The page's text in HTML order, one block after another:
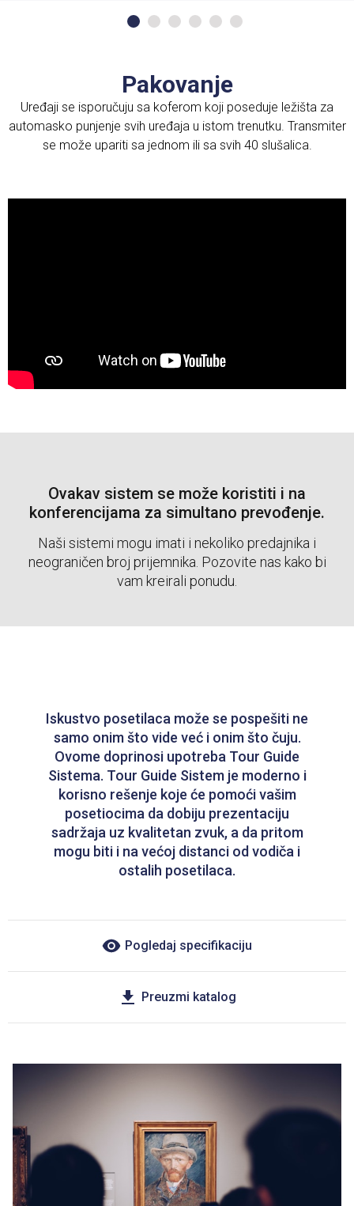
Pakovanje
Uređaji se isporučuju sa koferom koji poseduje ležišta za
automasko punjenje svih uređaja u istom trenutku. Transmiter
se može upariti sa jednom ili sa svih 40 slušalica.
Ovakav sistem se može koristiti i na
konferencijama za simultano prevođenje.
Naši sistemi mogu imati i nekoliko predajnika i
neograničen broj prijemnika. Pozovite nas kako bi
vam kreirali ponudu.
Iskustvo posetilaca može se pospešiti ne
samo onim što vide već i onim što čuju.
Ovome doprinosi upotreba Tour Guide
Sistema. Tour Guide Sistem je moderno i
korisno rešenje koje će pomoći vašim
posetiocima da dobiju prezentaciju
sadržaja uz kvalitetan zvuk, a da pritom
mogu biti i na većoj distanci od vodiča i
ostalih posetilaca.
Pogledaj specifikaciju
Preuzmi katalog